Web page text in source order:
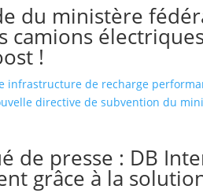
du ministère
camions
!
infrastructure de recharge
directive de subvention du
de presse : DB
grâce à la